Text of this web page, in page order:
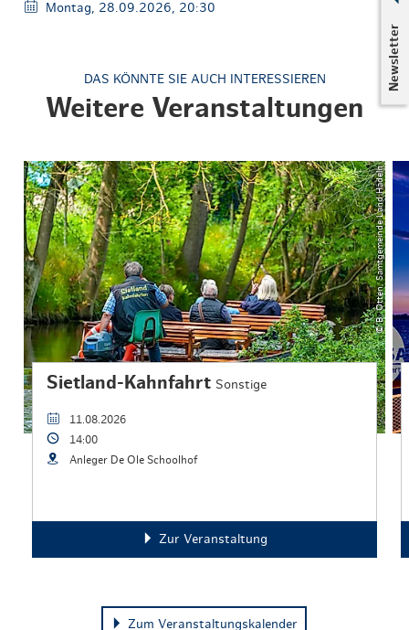
Newsletter
Montag, 28.09.2026, 20:30
DAS KÖNNTE SIE AUCH INTERESSIEREN
Weitere Veranstaltungen
© B. Otten, Samtgemeinde Land Hadeln
Sietland-Kahnfahrt Sonstige
11.08.2026
14:00
Anleger De Ole Schoolhof
Zur Veranstaltung
Zum Veranstaltungskalender